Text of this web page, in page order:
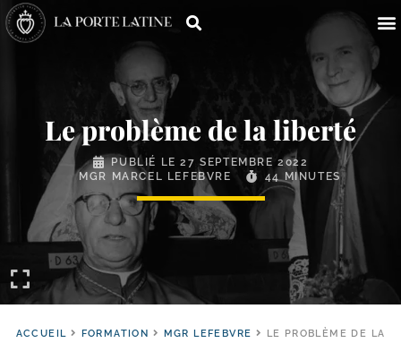
Le problème de la liberté
PUBLIÉ LE27 SEPTEMBRE 2022
MGR MARCEL LEFEBVRE
44 MINUTES
ACCUEIL FORMATION MGR LEFEBVRE
LE PROBLÈME DE LA